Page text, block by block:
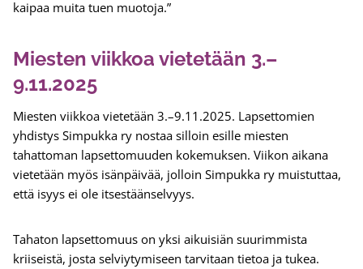
kaipaa muita tuen muotoja.”
Miesten viikkoa vietetään 3.–
9.11.2025
Miesten viikkoa vietetään 3.–9.11.2025. Lapsettomien
yhdistys Simpukka ry nostaa silloin esille miesten
tahattoman lapsettomuuden kokemuksen. Viikon aikana
vietetään myös isänpäivää, jolloin Simpukka ry muistuttaa,
että isyys ei ole itsestäänselvyys.
Tahaton lapsettomuus on yksi aikuisiän suurimmista
kriiseistä, josta selviytymiseen tarvitaan tietoa ja tukea.